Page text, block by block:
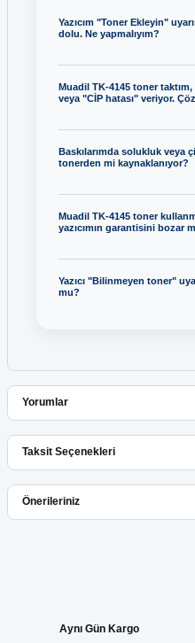
Yazıcım "Toner Ekleyin"
dolu. Ne yapmalıyım?
Muadil TK-4145 toner
veya "CİP hatası" veriyor.
Baskılarımda solukluk veya
tonerden mi kaynaklanıyor?
Muadil TK-4145 toner
yazıcımın garantisini bozar
Yazıcı "Bilinmeyen toner"
mu?
Yorumlar
Bu ürüne ilk
Taksit Seçenekleri
Önerileriniz
Aynı Gün Kargo